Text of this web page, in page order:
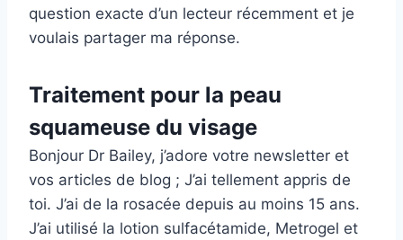
question exacte d’un lecteur récemment et je
voulais partager ma réponse.
Traitement pour la peau
squameuse du visage
Bonjour Dr Bailey, j’adore votre newsletter et
vos articles de blog ; J’ai tellement appris de
toi. J’ai de la rosacée depuis au moins 15 ans.
J’ai utilisé la lotion sulfacétamide, Metrogel et